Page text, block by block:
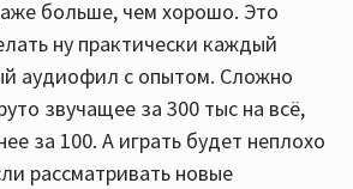
больше, чем хорошо. Это
ну практически каждый
аудиофил с опытом. Сложно
звучащее за 300 тыс на всё,
за 100. А играть будет неплохо
рассматривать новые